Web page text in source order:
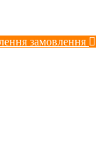
замовлення